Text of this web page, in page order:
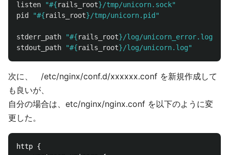
listen "#{rails_root}/tmp/unicorn.sock"
pid
"#{rails_root}/tmp/unicorn.pid"
stderr_path "#{rails_root}/log/unicorn_error.log"
stdout_path
"#{rails_root}/log/unicorn.log"
次に、 /etc/nginx/conf.d/xxxxxx.conf を新規作成して
も良いが、
自分の場合は、etc/nginx/nginx.conf を以下のように変
更した。
http {